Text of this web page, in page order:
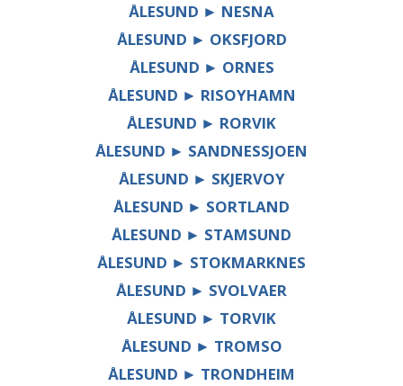
ÅLESUND ► NESNA
ÅLESUND ► OKSFJORD
ÅLESUND ► ORNES
ÅLESUND ► RISOYHAMN
ÅLESUND ► RORVIK
ÅLESUND ► SANDNESSJOEN
ÅLESUND ► SKJERVOY
ÅLESUND ► SORTLAND
ÅLESUND ► STAMSUND
ÅLESUND ► STOKMARKNES
ÅLESUND ► SVOLVAER
ÅLESUND ► TORVIK
ÅLESUND ► TROMSO
ÅLESUND ► TRONDHEIM